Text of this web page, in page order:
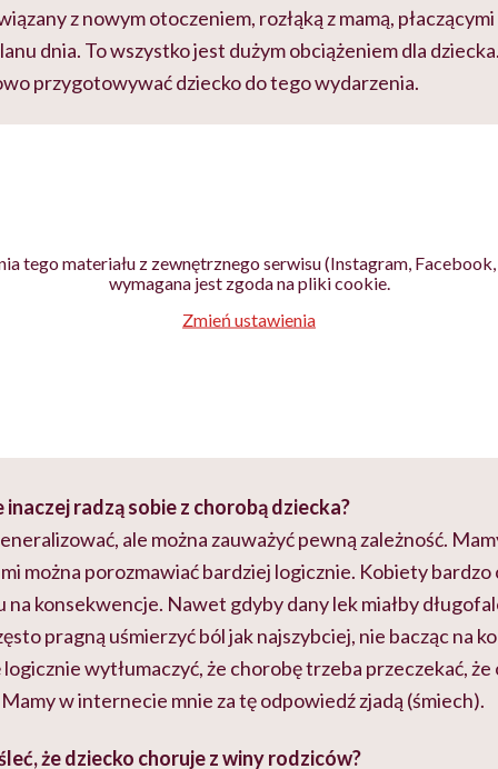
z nowym otoczeniem, rozłąką z mamą,
dnia. To wszystko jest dużym obciążeniem dla
przygotowywać dziecko do tego wydarzenia.
tego materiału z zewnętrznego serwisu (Instagram,
wymagana jest zgoda na pliki cookie.
Zmień ustawienia
inaczej radzą sobie z chorobą dziecka?
ale można zauważyć pewną zależność.
można porozmawiać bardziej logicznie. Kobiety bardzo
na konsekwencje. Nawet gdyby dany lek miałby
pragną uśmierzyć ból jak najszybciej, nie bacząc na
logicznie wytłumaczyć, że chorobę trzeba przeczekać,
w internecie mnie za tę odpowiedź zjadą (śmiech).
że dziecko choruje z winy rodziców?